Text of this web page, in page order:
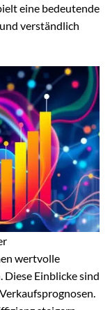
eine bedeutende
verständlich
wertvolle
Diese Einblicke sind